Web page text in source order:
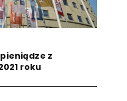
pieniądze z
roku